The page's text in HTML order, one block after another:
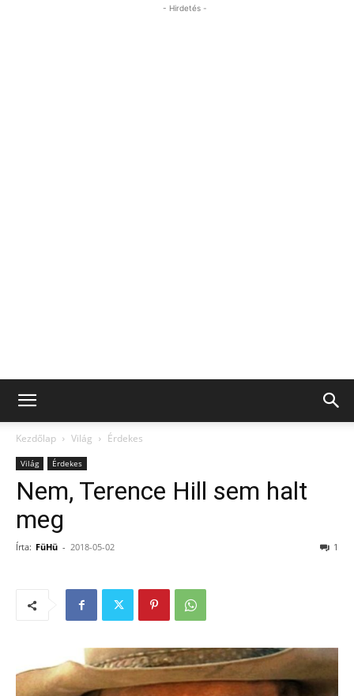
- Hirdetés -
Kezdőlap Világ Érdekes
Világ Érdekes
Nem, Terence Hill sem halt
meg
Írta: FüHü - 2018-05-02 1